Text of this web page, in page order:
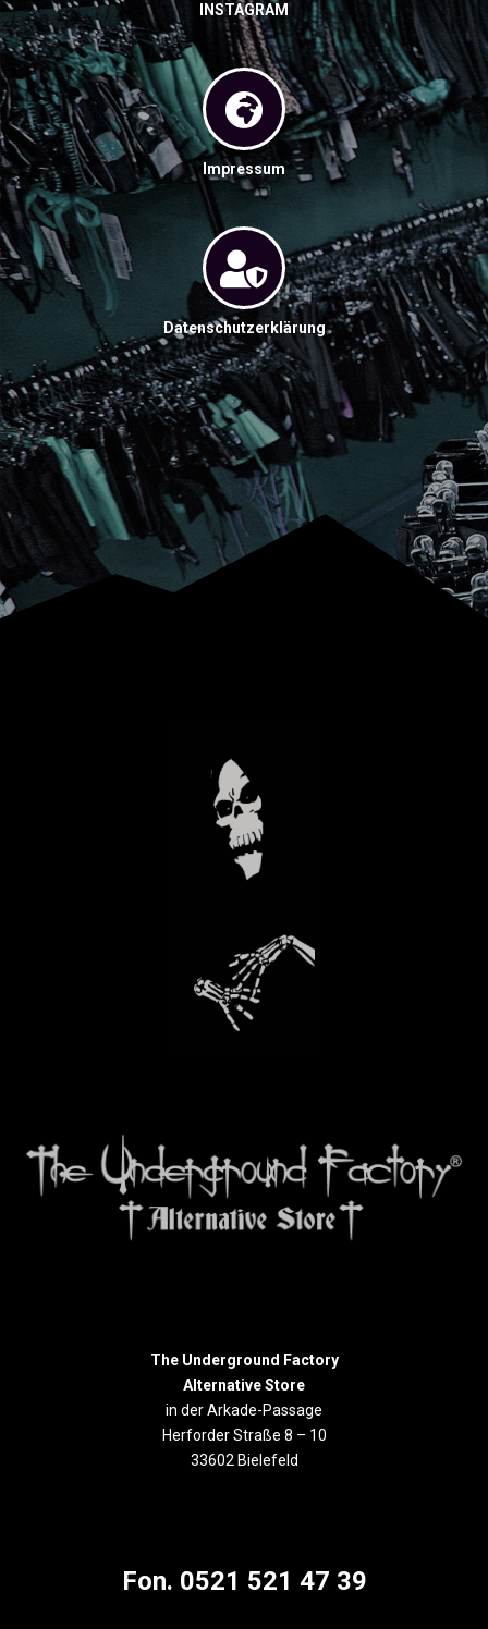
INSTAGRAM
Impressum
Datenschutzerklärung
The Underground Factory
Alternative Store
in der Arkade-Passage
Herforder Straße 8 – 10
33602 Bielefeld
Fon. 0521 521 47 39